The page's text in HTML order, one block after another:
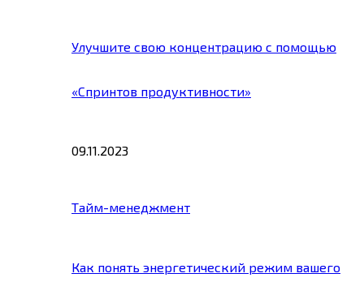
Улучшите свою концентрацию с помощью
«Спринтов продуктивности»
09.11.2023
Тайм-менеджмент
Как понять энергетический режим вашего